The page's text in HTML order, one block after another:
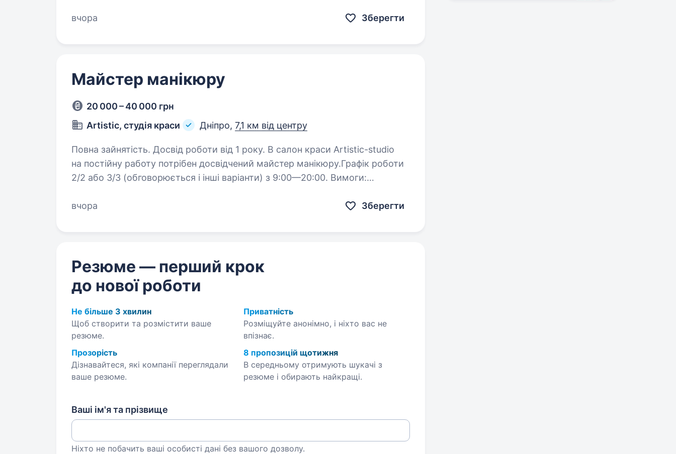
кандидат? Той,…
вчора Зберегти
Майстер манікюру
20 000 – 40 000 грн
Artistic, студія краси
Дніпро, 7,1 км від центру
Повна зайнятість. Досвід роботи від 1 року. В салон краси Artistic-studio
на постійну работу потрібен досвідчений майстер манікюру.Графік роботи
2/2 або 3/3 (обговорюється і інші варіанти) з 9:00—20:00. Вимоги:
вчора
Зберегти
Резюме — перший крок
до нової роботи
Не більше 3 хвилин
Щоб створити та розмістити ваше
резюме.
Приватність
Розміщуйте анонімно, і ніхто вас не
впізнає.
Прозорість
Дізнавайтеся, які компанії переглядали
ваше резюме.
8 пропозицій щотижня
В середньому отримують шукачі з
резюме і обирають найкращі.
Ваші ім'я та прізвище
Ніхто не побачить ваші особисті дані без вашого дозволу.